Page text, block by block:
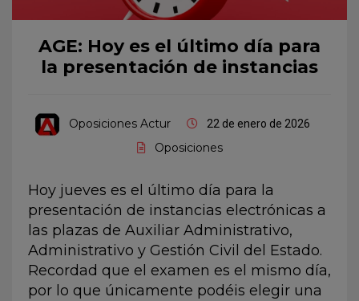
AGE: Hoy es el último día para
la presentación de instancias
Oposiciones Actur 22 de enero de 2026
Oposiciones
Hoy jueves es el último día para la
presentación de instancias electrónicas a
las plazas de Auxiliar Administrativo,
Administrativo y Gestión Civil del Estado.
Recordad que el examen es el mismo día,
por lo que únicamente podéis elegir una